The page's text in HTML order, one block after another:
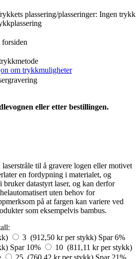
plassering/plasseringer: Ingen trykk
forsiden
om trykkmuligheter
eller etter bestillingen.
til å gravere logen eller motivet
en fordypning i materialet, og
bruker datastyrt laser, og kan derfor
uten behov for
på at fargen kan variere ved
som eksempelvis bambus.
3 (912,50 kr per stykk) Spar 6%
Spar 10%
10 (811,11 kr per stykk)
25 (760,42 kr per stykk) Spar 21%